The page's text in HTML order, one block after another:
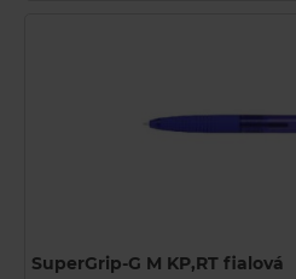
SuperGrip-G M KP,RT fialová